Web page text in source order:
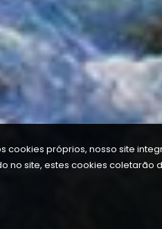
cookies próprios, nosso site
no site, estes cookies coletarão